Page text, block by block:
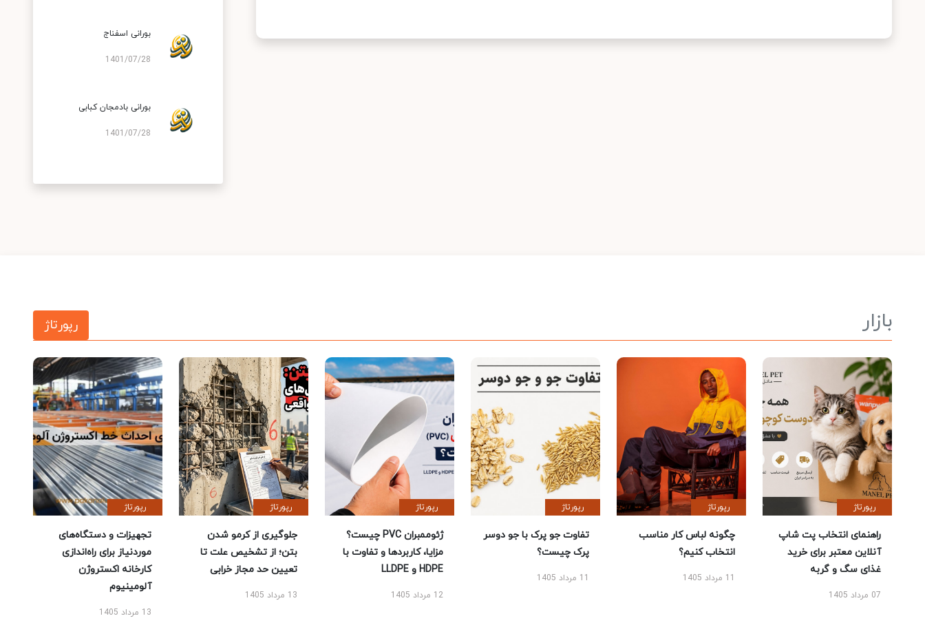
بورانی اسفناج
1401/07/28
بورانی بادمجان کبابی
1401/07/28
بازار رپورتاژ
رپورتاژ
راهنمای انتخاب پت شاپ
آنلاین معتبر برای خرید
غذای سگ و گربه
07 مرداد 1405
رپورتاژ
چگونه لباس کار مناسب
انتخاب کنیم؟
11 مرداد 1405
رپورتاژ
تفاوت جو پرک با جو دوسر
پرک چیست؟
11 مرداد 1405
رپورتاژ
ژئوممبران PVC چیست؟
مزایا، کاربردها و تفاوت با
HDPE و LLDPE
12 مرداد 1405
رپورتاژ
جلوگیری از کرمو شدن
بتن؛ از تشخیص علت تا
تعیین حد مجاز خرابی
13 مرداد 1405
رپورتاژ
تجهیزات و دستگاه‌های
موردنیاز برای راه‌اندازی
کارخانه اکستروژن
آلومینیوم
13 مرداد 1405